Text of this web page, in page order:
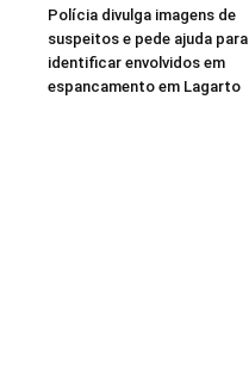
Polícia divulga imagens de
suspeitos e pede ajuda para
identificar envolvidos em
espancamento em Lagarto